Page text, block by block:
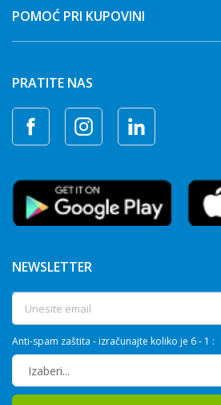
POMOĆ PRI KUPOVINI
PRATITE NAS
NEWSLETTER
Anti-spam zaštita - izračunajte koliko je 6 - 1 :